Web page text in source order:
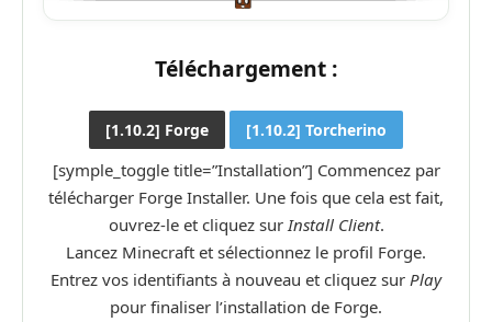
Téléchargement :
[1.10.2] Forge [1.10.2] Torcherino
[symple_toggle title=”Installation”] Commencez par
télécharger Forge Installer. Une fois que cela est fait,
ouvrez-le et cliquez surInstall Client.
Lancez Minecraft et sélectionnez le profil Forge.
Entrez vos identifiants à nouveau et cliquez sur Play
pour finaliser l’installation de Forge.